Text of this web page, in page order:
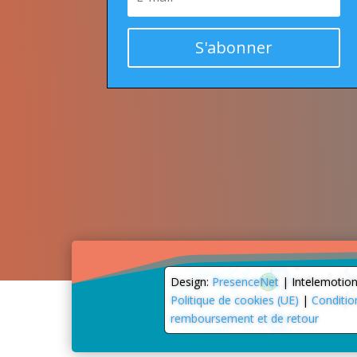
S'abonner
Design: PresenceNet |
Politique de cookies (UE) |
remboursement et de retour